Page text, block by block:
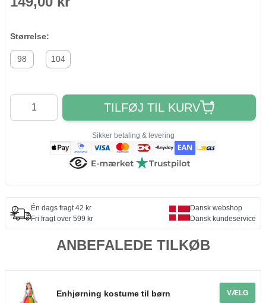
Størrelse:
98 104
Antal
TILFØJ TIL KURV
Sikker betaling & levering
Én dags fragt 42 kr
Fri fragt over 599 kr
Dansk webshop
Dansk kundeservice
ANBEFALEDE TILKØB
Enhjørning kostume til børn
VÆLG